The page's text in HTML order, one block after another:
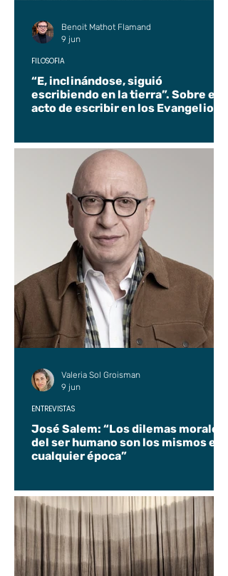
“E, inclinándose, siguió
escribiendo en la tierra”. Sobre el
acto de escribir en los Evangelios.
FILOSOFÍA
Benoit Mathot Flamand
9 jun
José Salem: “Los dilemas morales
del ser humano son los mismos en
cualquier época”
ENTREVISTAS
Valeria Sol Groisman
9 jun